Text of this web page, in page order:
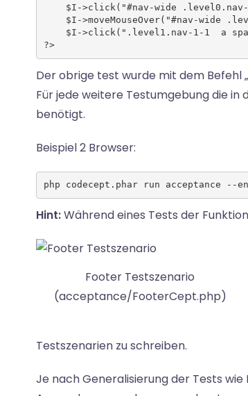
$I->click("#nav-wide
$I->moveMouseOver("#nav-wide
$I->click(".level1.nav-1-1  a
?>
Der obrige test wurde mit dem Befehl
Für jede weitere Testumgebung die in
benötigt.
Beispiel 2 Browser:
php codecept.phar run acceptance --
Hint:Während eines Tests der
Footer Testszenario
(acceptance/FooterCept.php)
Testszenarien zu schreiben.
Je nach Generalisierung der Tests